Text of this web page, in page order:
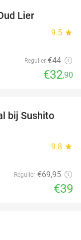
Lier
9.5 star
Regulier €44
€32,90
44%
bij Sushito
9.8 star
Regulier €69,95
€39